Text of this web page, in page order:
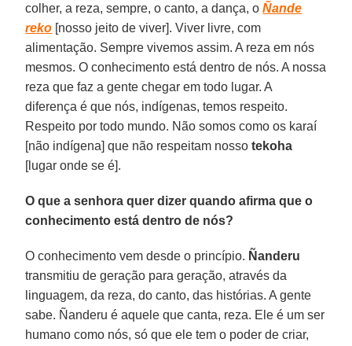
colher, a reza, sempre, o canto, a dança, oÑande
reko [nosso jeito de viver]. Viver livre, com
alimentação. Sempre vivemos assim. A reza em nós
mesmos. O conhecimento está dentro de nós. A nossa
reza que faz a gente chegar em todo lugar. A
diferença é que nós, indígenas, temos respeito.
Respeito por todo mundo. Não somos como os karaí
[não indígena] que não respeitam nossotekoha
[lugar onde se é].
O que a senhora quer dizer quando afirma que o
conhecimento está dentro de nós?
O conhecimento vem desde o princípio. Ñanderu
transmitiu de geração para geração, através da
linguagem, da reza, do canto, das histórias. A gente
sabe. Ñanderu é aquele que canta, reza. Ele é um ser
humano como nós, só que ele tem o poder de criar,